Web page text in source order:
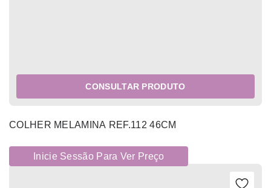
CONSULTAR PRODUTO
COLHER MELAMINA REF.112 46CM
Inicie Sessão Para Ver Preço